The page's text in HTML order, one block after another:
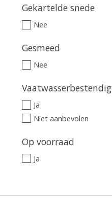
Gekartelde snede
Nee
Gesmeed
Nee
Vaatwasserbestendig
Ja
Niet aanbevolen
Op voorraad
Ja